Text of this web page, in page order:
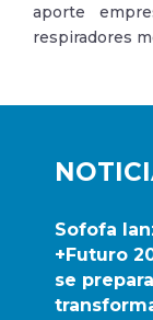
Sofofa
+Futuro
se
aporte
respiradores